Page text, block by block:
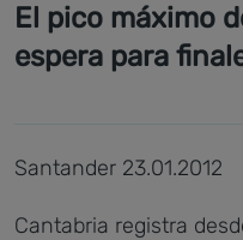
El pico máximo
espera para
Santander 23.01.2012
Cantabria registra